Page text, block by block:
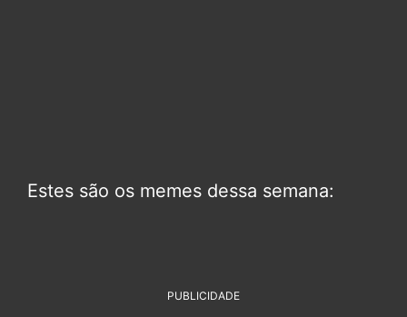
Estes são os memes dessa semana:
PUBLICIDADE